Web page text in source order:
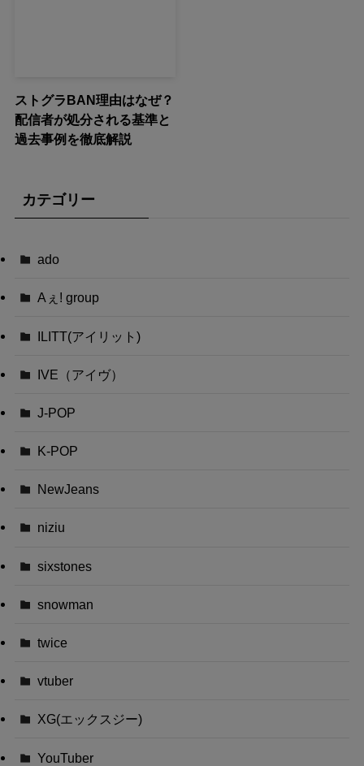
ストグラBAN理由はなぜ？
配信者が処分される基準と
過去事例を徹底解説
カテゴリー
ado
Aぇ! group
ILITT(アイリット)
IVE（アイヴ）
J-POP
K-POP
NewJeans
niziu
sixstones
snowman
twice
vtuber
XG(エックスジー)
YouTuber